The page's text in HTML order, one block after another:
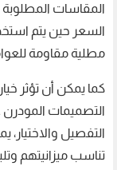
المقاسات المطلوبة
السعر حين يتم
مطلية مقاومة
كما يمكن أن تؤثر
التصميمات المودرن
التفصيل
تناسب ميزانيتهم